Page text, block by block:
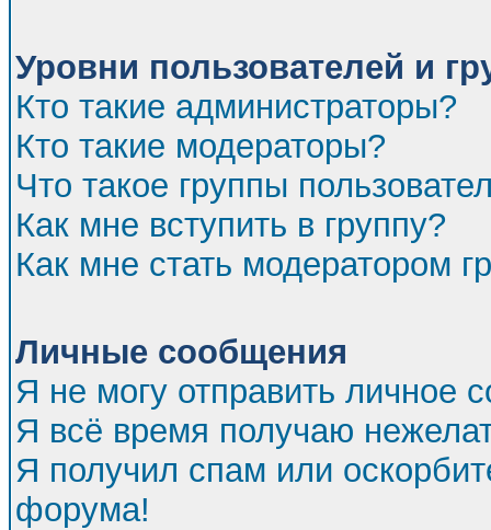
Уровни пользователей и
Кто такие администраторы?
Кто такие модераторы?
Что такое группы
Как мне вступить в группу?
Как мне стать модератором
Личные сообщения
Я не могу отправить личное
Я всё время получаю
Я получил спам или
форума!